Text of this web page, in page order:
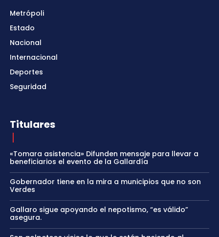
Metrópoli
Estado
Nacional
Internacional
Deportes
Seguridad
Titulares
«Tomara asistencia» Difunden mensaje para llevar a
beneficiarios el evento de la Gallardía
Gobernador tiene en la mira a municipios que no son
Verdes
Gallaro sigue apoyando el nepotismo, “es válido”
asegura.